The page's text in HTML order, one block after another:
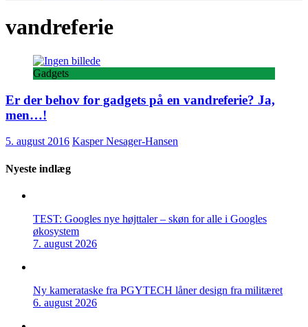
vandreferie
Gadgets
Er der behov for gadgets på en vandreferie? Ja,
men…!
5. august 2016 Kasper Nesager-Hansen
Nyeste indlæg
TEST: Googles nye højttaler – skøn for alle i Googles
økosystem
7. august 2026
Ny kamerataske fra PGYTECH låner design fra militæret
6. august 2026